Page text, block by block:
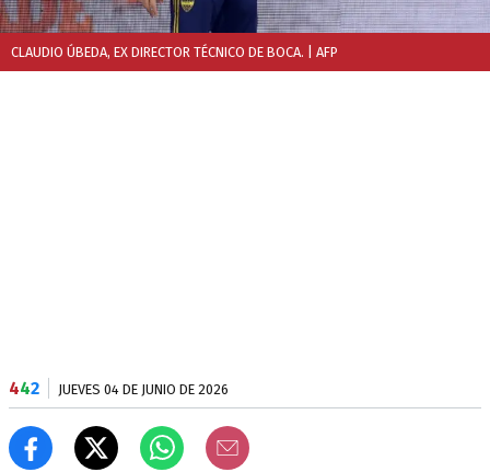
CLAUDIO ÚBEDA, EX DIRECTOR TÉCNICO DE BOCA. | AFP
442 JUEVES 04 DE JUNIO DE 2026